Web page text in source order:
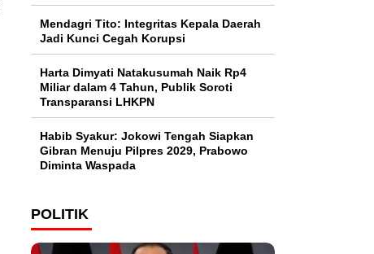
Mendagri Tito: Integritas Kepala Daerah
Jadi Kunci Cegah Korupsi
Harta Dimyati Natakusumah Naik Rp4
Miliar dalam 4 Tahun, Publik Soroti
Transparansi LHKPN
Habib Syakur: Jokowi Tengah Siapkan
Gibran Menuju Pilpres 2029, Prabowo
Diminta Waspada
POLITIK